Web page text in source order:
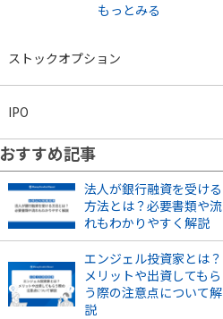
もっとみる
ストックオプション
ト・デメリット、注意点を解説
ストックオプションを新規に
行使する流れやタイミングを
解説！
ストックオプション発行は株価
にどう影響する？株価の上昇・
下落ケースを紹介
信託型ストックオプションと
IPO
スタートアップがIPOするメリ
ット・デメリットとは？成功さ
せるポイントも解説
IPOとは？POや上場との違い
やメリット・デメリットも解
説
もっとみる
おすすめ記事
法人が銀行融資を受ける
方法とは？必要書類や流
れもわかりやすく解説
エンジェル投資家とは？
メリットや出資してもら
う際の注意点について解
説